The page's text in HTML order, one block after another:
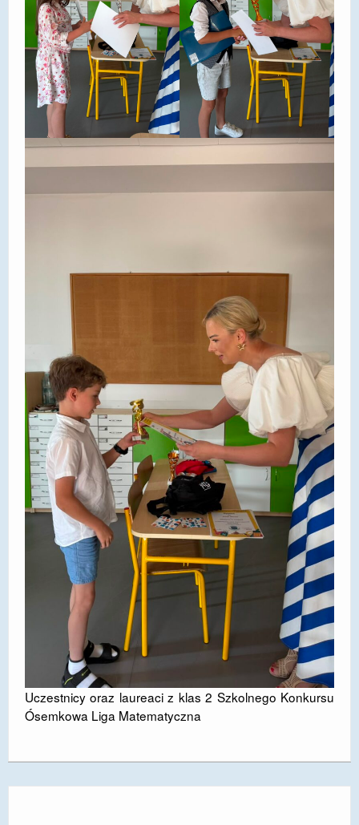
Uczestnicy oraz laureaci z klas 2 Szkolnego Konkursu
Ósemkowa Liga Matematyczna